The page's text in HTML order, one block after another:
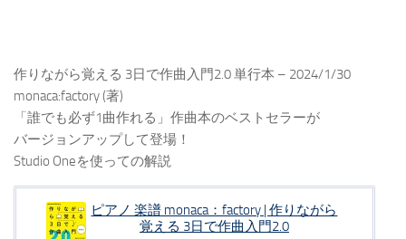
作りながら覚える 3日で作曲入門2.0 単行本 – 2024/1/30
monaca:factory (著)
「誰でも必ず1曲作れる」作曲本のベストセラーが
バージョンアップして登場！
Studio Oneを使っての解説
ピアノ 楽譜 monaca：factory | 作りながら
覚える 3日で作曲入門2.0